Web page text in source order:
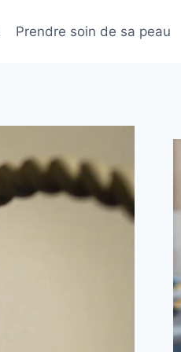
Prendre soin de sa peau